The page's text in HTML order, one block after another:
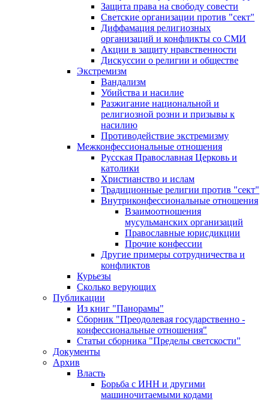
Защита права на свободу совести
Светские организации против "сект"
Диффамация религиозных
организаций и конфликты со СМИ
Акции в защиту нравственности
Дискуссии о религии и обществе
Экстремизм
Вандализм
Убийства и насилие
Разжигание национальной и
религиозной розни и призывы к
насилию
Противодействие экстремизму
Межконфессиональные отношения
Русская Православная Церковь и
католики
Христианство и ислам
Традиционные религии против "сект"
Внутриконфессиональные отношения
Взаимоотношения
мусульманских организаций
Православные юрисдикции
Прочие конфессии
Другие примеры сотрудничества и
конфликтов
Курьезы
Сколько верующих
Публикации
Из книг "Панорамы"
Сборник "Преодолевая государственно -
конфессиональные отношения"
Статьи сборника "Пределы светскости"
Документы
Архив
Власть
Борьба с ИНН и другими
машиночитаемыми кодами